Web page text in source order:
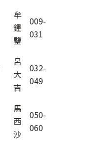
牟
鍾
鑒
009-
031
呂
大
吉
032-
049
馬
西
沙
050-
060